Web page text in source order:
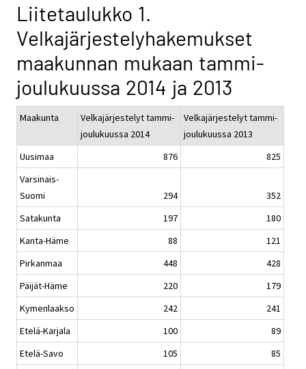
Liitetaulukko 1.
Velkajärjestelyhakemukset
maakunnan mukaan tammi-
joulukuussa 2014 ja 2013
Maakunta
Velkajärjestelyt tammi-
joulukuussa 2014
Velkajärjestelyt tammi-
joulukuussa 2013
Uusimaa
876
825
Varsinais-
Suomi
294
352
Satakunta
197
180
Kanta-Häme
88
121
Pirkanmaa
448
428
Päijät-Häme
220
179
Kymenlaakso
242
241
Etelä-Karjala
100
89
Etelä-Savo
105
85